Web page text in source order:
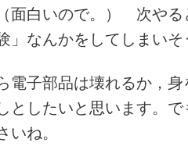
面白いので。） 次やる
」なんかをしてしまい
電子部品は壊れるか，
としたいと思います。
ね。